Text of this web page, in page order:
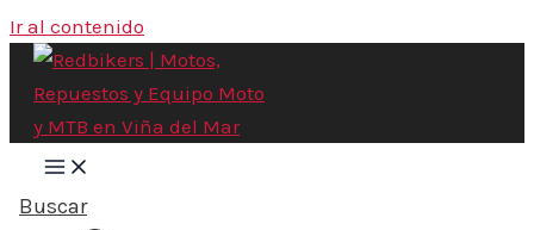
Ir al contenido
Buscar